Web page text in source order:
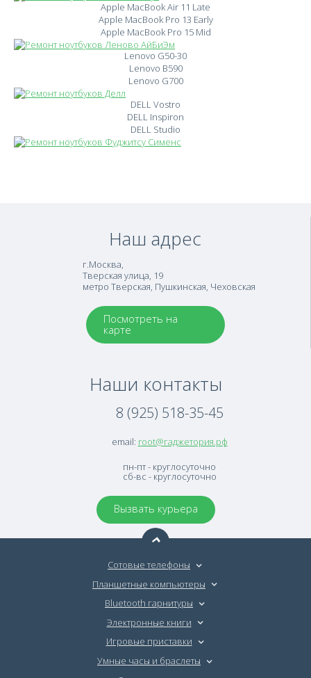
Apple MacBook Air 11 Late
Apple MacBook Pro 13 Early
Apple MacBook Pro 15 Mid
Lenovo G50-30
Lenovo B590
Lenovo G700
DELL Vostro
DELL Inspiron
DELL Studio
Наш адрес
г.Москва,
Тверская улица, 19
метро Тверская, Пушкинская, Чеховская
Посмотреть на
карте
Наши контакты
8 (925) 518-35-45
email: root@гаджетория.рф
пн-пт - круглосуточно
сб-вс - круглосуточно
Вызвать курьера
Сотовые телефоны
Планшетные компьютеры
Bluetooth гарнитуры
Электронные книги
Игровые приставки
Умные часы и браслеты